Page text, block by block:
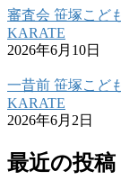
審査会 笹塚こど
KARATE
2026年6月10日
一昔前 笹塚こど
KARATE
2026年6月2日
最近の投稿